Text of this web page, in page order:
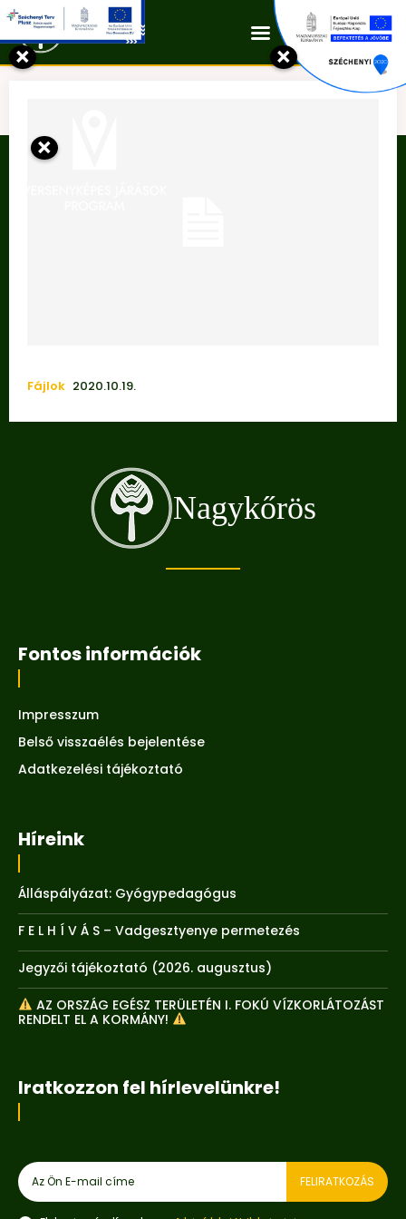
Kapcsolat
Fájlok 2020.10.19.
Nagykőrös
Fontos információk
Impresszum
Belső visszaélés bejelentése
Adatkezelési tájékoztató
Híreink
Álláspályázat: Gyógypedagógus
F E L H Í V Á S – Vadgesztyenye permetezés
Jegyzői tájékoztató (2026. augusztus)
AZ ORSZÁG EGÉSZ TERÜLETÉN I. FOKÚ VÍZKORLÁTOZÁST
RENDELT EL A KORMÁNY!
Iratkozzon fel hírlevelünkre!
FELIRATKOZÁS
×
×
×